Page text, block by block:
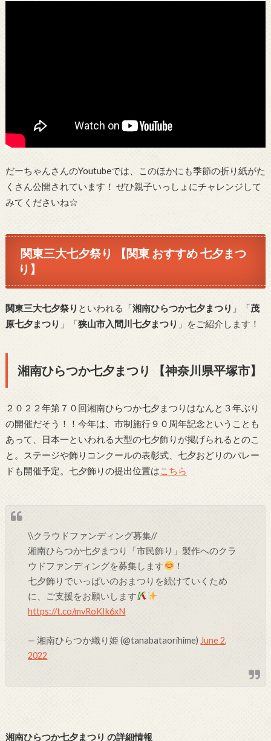
だーちゃんさんのYoutubeでは、このほかにも季節の折り紙がた
くさん公開されています！ ぜひ親子いっしょにチャレンジして
みてくださいね☆
関東三大七夕祭り 【関東 おすすめ 七夕まつ
り】
関東三大七夕祭り といわれる「湘南ひらつか七夕まつり 」「茂
原七夕まつり 」「狭山市入間川七夕まつり 」をご紹介します！
湘南ひらつか七夕まつり 【神奈川県平塚市】
２０２２年第７０回湘南ひらつか七夕まつりはなんと３年ぶり
の開催だそう！！今年は、市制施行９０周年記念ということも
あって、日本一といわれる大型の七夕飾りが掲げられるとのこ
と。ステージや飾りコンクールの表彰式、七夕おどりのパレー
ドも開催予定。七夕飾りの提出位置はこちら
\\クラウドファンディング募集//
湘南ひらつか七夕まつり「市民飾り」製作へのクラ
ウドファンディングを募集します
！
七夕飾りでいっぱいのおまつりを続けていくため
に、ご支援をお願いします
https://t.co/mvRoKIk6xN
— 湘南ひらつか織り姫 (@tanabataorihime) June 2,
2022
湘南ひらつか七夕まつり の詳細情報